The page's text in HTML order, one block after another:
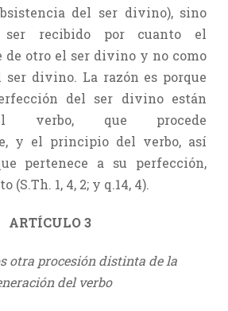
del ser divino), sino
recibido por cuanto el
de otro el ser divino y no como
divino. La razón es porque
del ser divino están
verbo, que procede
y el principio del verbo, así
pertenece a su perfección,
(S.Th. 1, 4, 2; y q.14, 4).
ARTÍCULO 3
otra procesión distinta de la
del verbo